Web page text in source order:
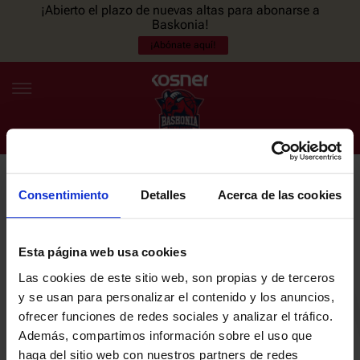
Consentimiento Detalles Acerca de las cookies
Esta página web usa cookies
Las cookies de este sitio web, son propias y de terceros
y se usan para personalizar el contenido y los anuncios,
ofrecer funciones de redes sociales y analizar el tráfico.
Además, compartimos información sobre el uso que
haga del sitio web con nuestros partners de redes
¡Abierto el plazo de nuevas altas para abonarse a
Baskonia!
¡Abónate aquí!
ES EU
NOTICIAS
PLANTILLA
ENTRADAS
NEWSLETTER
últimas noticias y promociones del club.
Email
He leído y acepto laPolítica de privacidaddel SASKI BASKONIA